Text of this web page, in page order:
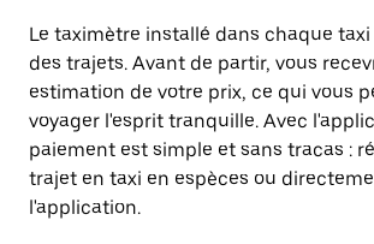
Le taximètre installé dans chaque
des trajets. Avant de partir, vous
estimation de votre prix, ce qui vous
voyager l'esprit tranquille. Avec
paiement est simple et sans tracas :
trajet en taxi en espèces ou
l'application.